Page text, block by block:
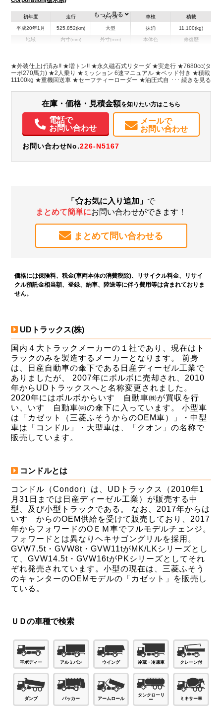
初年度
平成20年1月
走行
525,852(km)
サイズ
大型
車検
抹消
積載
11,100(kg)
地域 内寸(mm)
H:1,000
外寸(mm)
H:2,640
本体色 修復歴
装備情報
パワステ
電動格納ミラー
ETC
もっと見る
★外装仕上げ済み!! ★増トン!! ★永久磁石式リターダ ★実走行 ★7680cc(タ
ーボ270馬力) ★2人乗り ★ミッション 6速マニュアル ★ベッド付き ★積載
11100kg ★重機回送車 ★セーフティーローダー ★油圧式自動リアゲート
在庫・価格・見積金額を知りたい方はこちら
電話で
お問い合わせ
メールで
お問い合わせ
お問い合わせNo.226-N5167
「 お気に入り追加」 で
まとめて簡単にお問い合わせができます！
まとめて問い合わせる
価格には保険料、税金(車両本体の消費税除)、リサイクル料金、リサイ
クル預託金相当額、登録、納車、陸送等に伴う費用等は含まれておりま
せん。
UDトラックス(株)
国内４大トラックメーカーの１社であり、現在はト
ラックのみを製造するメーカーとなります。 前身
は、日産自動車の傘下である日産ディーゼル工業で
ありましたが、 2007年にボルボに売却され、2010
年からUDトラックスへと名称変更されました。
2020年にはボルボからいすゞ自動車㈱が買収を行
い、いすゞ自動車㈱の傘下に入っています。 小型車
は「カゼット（三菱ふそうからのOEM車）」・中型
車は「コンドル」・大型車は、「クオン」の名称で
販売しています。
コンドルとは
コンドル（Condor）は、UDトラックス（2010年1
月31日までは日産ディーゼル工業）が販売する中
型、及び小型トラックである。 なお、2017年からは
いすゞからのOEM供給を受けて販売しており、2017
年からフォワードのOＥＭ車でフルモデルチェンジ。
フォワードとは異なりヘキサゴングリルを採用。
GVW7.5t・GVW8t・GVW11tがMK/LKシリーズとし
て、GVW14.5t・GVW16tがPKシリーズとしてそれ
ぞれ発売されています。小型の現在は、三菱ふそう
のキャンターのOEMモデルの「カゼット」を販売し
ている。
ＵＤの車種で検索
平ボディー アルミバン ウイング 冷蔵・冷凍車 クレーン付
ダンプ パッカー アームロール
タンクローリ
ー
ミキサー車